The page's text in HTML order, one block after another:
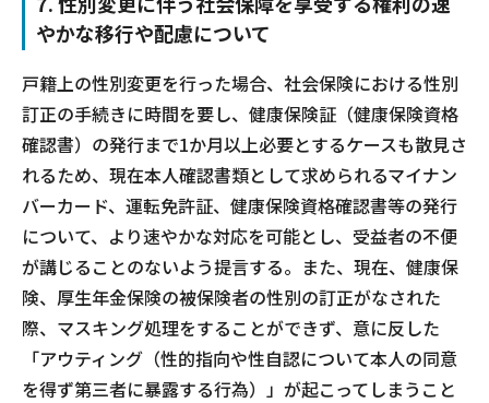
やかな移行や配慮について
戸籍上の性別変更を行った場合、社会保険における性別
訂正の手続きに時間を要し、健康保険証（健康保険資格
確認書）の発行まで1か月以上必要とするケースも散見さ
れるため、現在本人確認書類として求められるマイナン
バーカード、運転免許証、健康保険資格確認書等の発行
について、より速やかな対応を可能とし、受益者の不便
が講じることのないよう提言する。また、現在、健康保
険、厚生年金保険の被保険者の性別の訂正がなされた
際、マスキング処理をすることができず、意に反した
「アウティング（性的指向や性自認について本人の同意
を得ず第三者に暴露する行為）」が起こってしまうこと